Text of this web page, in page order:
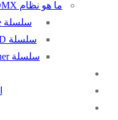
ما هو نظام DMX؟ وما هي أنواع المنتجات المختلفة؟
سلسلة LEDLine للرسوم المتحركة للواجهة
سلسلة DOTLED للرسوم المتحركة للواجهات
سلسلة WallWasher للرسوم المتحركة للواجهات